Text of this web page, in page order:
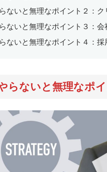
ないと無理なポイント２：
ないと無理なポイント３：
ないと無理なポイント４：
らないと無理なポ